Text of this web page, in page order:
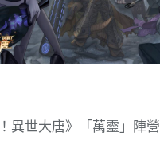
異世大唐》「萬靈」陣營